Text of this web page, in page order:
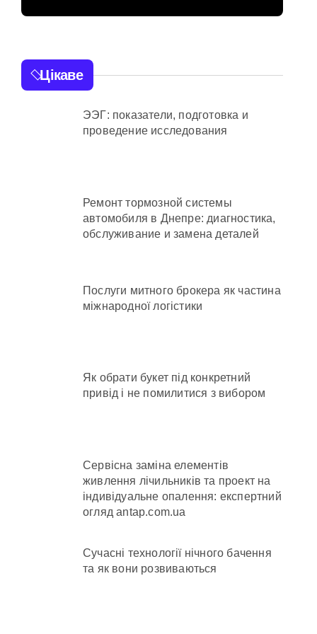
активи на понад 20 млн грн
Державної служби зайнятості
бетонних укриттів
на понад 1,5 ГВт потужностей
атак
освіти: області
передані 13
шкільних автобусів
Цікаве
ЭЭГ: показатели, подготовка и
проведение исследования
Ремонт тормозной системы
автомобиля в Днепре: диагностика,
обслуживание и замена деталей
Послуги митного брокера як частина
міжнародної логістики
Як обрати букет під конкретний
привід і не помилитися з вибором
Сервісна заміна елементів
живлення лічильників та проект на
індивідуальне опалення: експертний
огляд antap.com.ua
Сучасні технології нічного бачення
та як вони розвиваються